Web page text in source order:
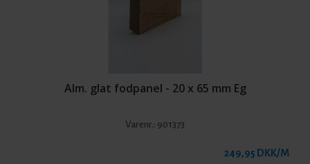
Alm. glat fodpanel - 20 x 65 mm Eg
Varenr.: 901373
249,95 DKK/M